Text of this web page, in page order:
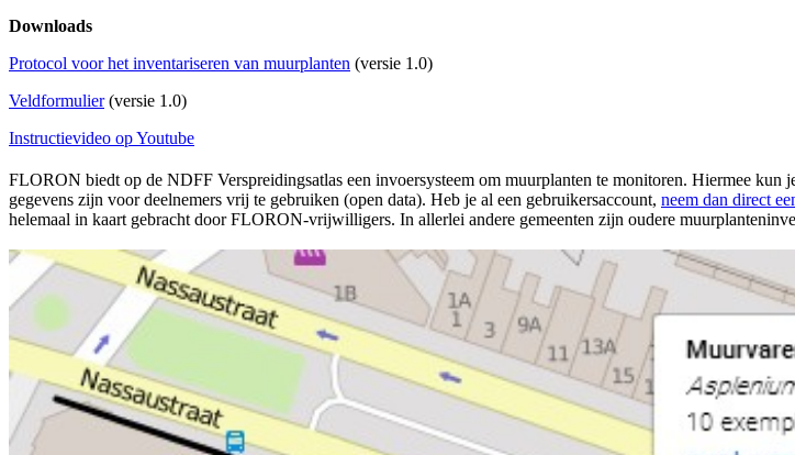
Downloads
Protocol voor het inventariseren van muurplanten (versie 1.0)
Veldformulier(versie 1.0)
Instructievideo op Youtube
FLORON biedt op de NDFF Verspreidingsatlas een invoersysteem om muurplanten te monitoren. Hiermee kun
gegevens zijn voor deelnemers vrij te gebruiken (open data). Heb je al een gebruikersaccount, neem dan direct
helemaal in kaart gebracht door FLORON-vrijwilligers. In allerlei andere gemeenten zijn oudere